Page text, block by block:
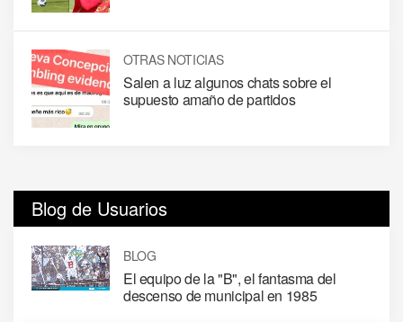
OTRAS NOTICIAS
Salen a luz algunos chats sobre el
supuesto amaño de partidos
Blog de Usuarios
BLOG
El equipo de la "B", el fantasma del
descenso de municipal en 1985